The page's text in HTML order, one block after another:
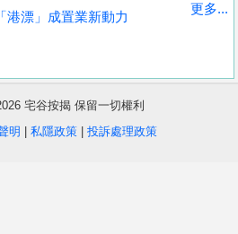
港漂」成置業新動力
更多...
宅谷按揭 保留一切權利
明 私隱政策| 投訴處理政策